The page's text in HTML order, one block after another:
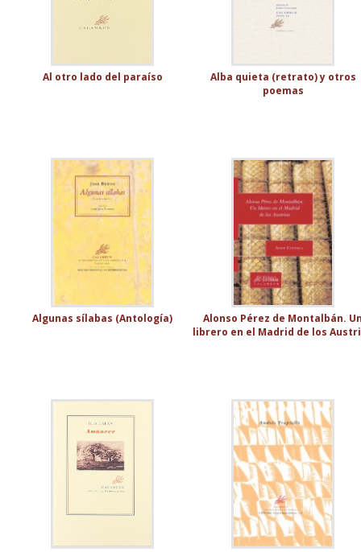
Al otro lado del paraíso
Alba quieta (retrato) y otros
poemas
Algunas sílabas (Antología)
Alonso Pérez de Montalbán.
librero en el Madrid de los